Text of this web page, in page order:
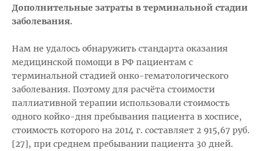
Дополнительные затраты в терминальной стадии
заболевания.
Нам не удалось обнаружить стандарта оказания
медицинской помощи в РФ пациентам с
терминальной стадией онко-гематологического
заболевания. Поэтому для расчёта стоимости
паллиативной терапии использовали стоимость
одного койко-дня пребывания пациента в хосписе,
стоимость которого на 2014 г. составляет 2 915,67 руб.
[27], при среднем пребывании пациента 30 дней.